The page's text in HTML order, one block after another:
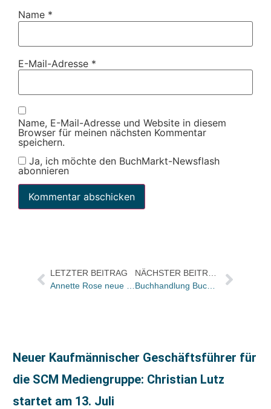
Name *
E-Mail-Adresse *
Name, E-Mail-Adresse und Website in diesem
Browser für meinen nächsten Kommentar
speichern.
Ja, ich möchte den BuchMarkt-Newsflash
abonnieren
LETZTER BEITRAG
Neuer Kaufmännischer Geschäftsführer für
die SCM Mediengruppe: Christian Lutz
startet am 13. Juli